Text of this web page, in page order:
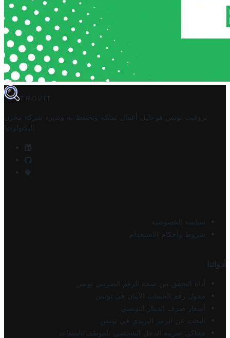
TROVIT
تروفيت تونس هو دليل أعمال تملكه وتحتفظ به وتديره
شركة مخزن
التكنولوجيا
سياسة الخصوصية
شروط وأحكام الاستخدام
أدواتنا
أداة التحقق من صحة الرقم الضريبي تونس
محول رقم الحساب الآيبان في تونس
أسعار صرف الدينار التونسي
البحث عن الرمز البريدي في تونس
محاكي ضريبة الدخل الشخصي للموظف/المتقاعد